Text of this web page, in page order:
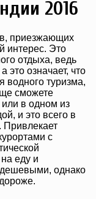
2016
приезжающих
интерес. Это
отдыха, ведь
это означает, что
водного туризма,
сможете
или в одном из
и это всего в
Привлекает
с
еду и
однако